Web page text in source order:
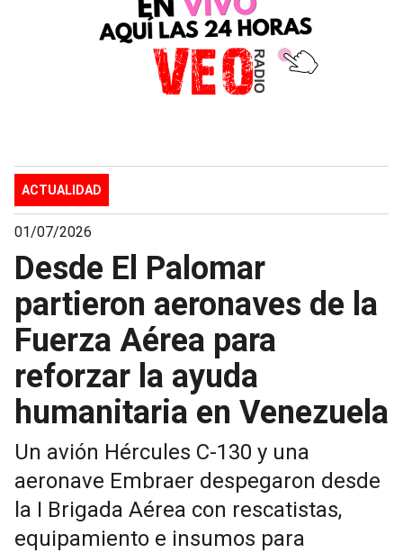
ACTUALIDAD
01/07/2026
Desde El Palomar
partieron aeronaves de la
Fuerza Aérea para
reforzar la ayuda
humanitaria en Venezuela
Un avión Hércules C-130 y una
aeronave Embraer despegaron desde
la I Brigada Aérea con rescatistas,
equipamiento e insumos para